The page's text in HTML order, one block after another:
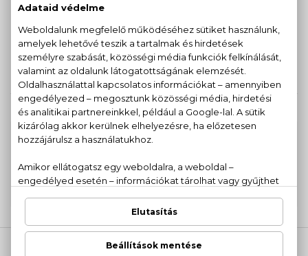
100 ml
42.080 Ft
150 ml
49.110 Ft
KAPCSOLÓDÓ TERMÉKEK
100% eredeti termékek,14 napos visszaküldési
Kérdésed van, elakadtál? Hívd ügyfélszolgálatunkat:
20 779 1924